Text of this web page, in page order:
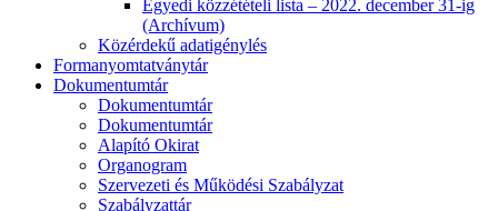
Egyedi közzétételi lista – 2022. december 31-ig
(Archívum)
Közérdekű adatigénylés
Formanyomtatványtár
Dokumentumtár
Dokumentumtár
Dokumentumtár
Alapító Okirat
Organogram
Szervezeti és Működési Szabályzat
Szabályzattár